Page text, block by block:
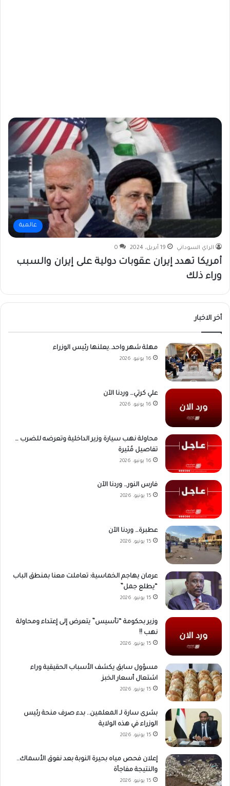
عالمية
الراي السوداني 19 أبريل، 2024 0
أمريكا تهدد إيران عقوبات دولية على إيران والسبب
وراء ذلك
أخر الاخبار
مهلة شهر واحد..يعلنها رئيس الوزراء
16 يونيو، 2026
علي كرتي… وردنا الآن
16 يونيو، 2026
محاولة نهب سيارة وزير الداخلية وتعرضه للضرب …
تفاصيل مُثيرة
16 يونيو، 2026
فارس النور… وردنا الآن
15 يونيو، 2026
عطبرة… وردنا الآن
15 يونيو، 2026
عرمان يهاجم الخماسية: تعاملت معنا بمنطق الباب
“يطلع جمل”
15 يونيو، 2026
وزير بحكومة “تأسيس” يتعرض إلى إعتداء ومحاولة
نهب !!
15 يونيو، 2026
مسؤول سابق يكشف الأسباب الحقيقية وراء
اشتعال أسعار الخبز
15 يونيو، 2026
بشرى سارة لـ المعلمين.. بدء صرف منحة رئيس
الوزراء في هذه الولاية
15 يونيو، 2026
إعلان فحص مياه بحيرة النوبة بعد نفوق الأسماك..
والنتيجة مفاجأة
15 يونيو، 2026